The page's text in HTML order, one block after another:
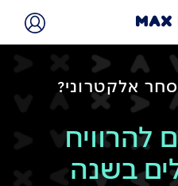
אלקטרוני?
להרוויח
בשנה